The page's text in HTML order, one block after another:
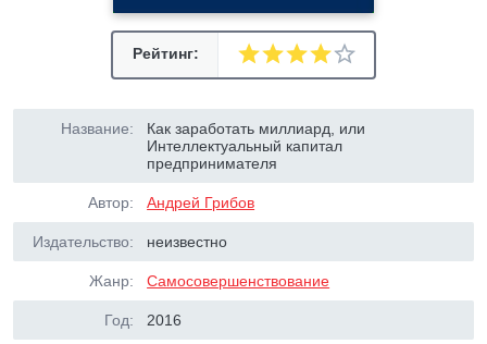
Рейтинг:
Название:
Как заработать миллиард, или
Интеллектуальный капитал
предпринимателя
Автор: Андрей Грибов
Издательство: неизвестно
Жанр: Самосовершенствование
Год: 2016